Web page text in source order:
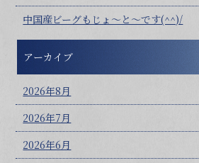
中国産ビーグもじょ～と～です(^^)/
アーカイブ
2026年8月
2026年7月
2026年6月